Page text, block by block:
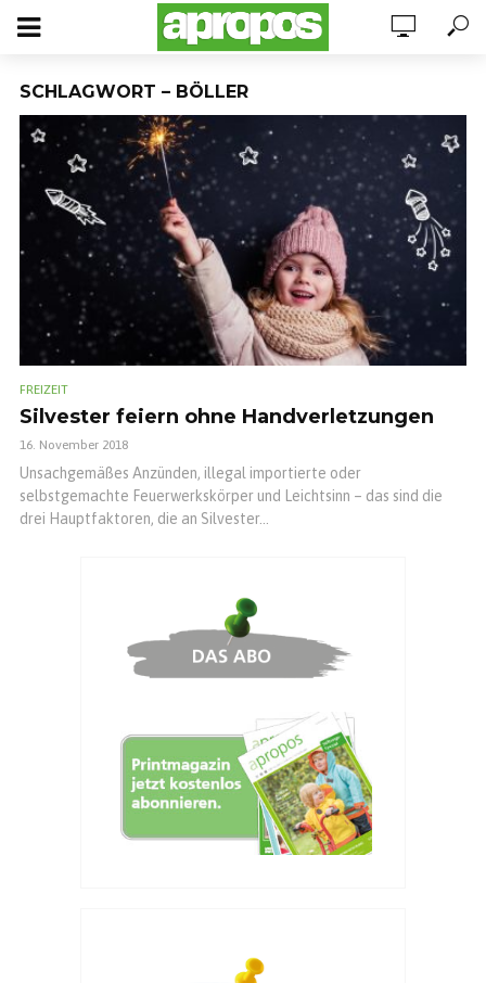
SCHLAGWORT – BÖLLER
FREIZEIT
Silvester feiern ohne Handverletzungen
16. November 2018
Unsachgemäßes Anzünden, illegal importierte oder
selbstgemachte Feuerwerkskörper und Leichtsinn – das sind die
drei Hauptfaktoren, die an Silvester...